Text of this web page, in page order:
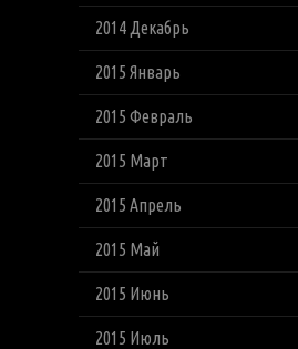
2014 Декабрь
2015 Январь
2015 Февраль
2015 Март
2015 Апрель
2015 Май
2015 Июнь
2015 Июль